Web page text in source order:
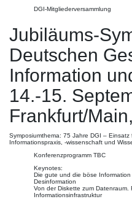
DGI-Mitgliederversammlung
Jubiläums-
Deutschen
Information
14.-15.
Frankfurt/
Symposiumthema: 75 Jahre DGI –
Informationspraxis, -wissenschaft und
Konferenzprogramm TBC
Keynotes:
Die gute und die böse
Desinformation
Von der Diskette zum
Informationsinfrastruktur